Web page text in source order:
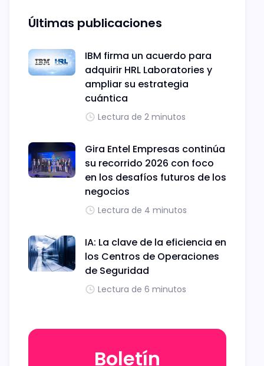
Últimas publicaciones
IBM firma un acuerdo para
adquirir HRL Laboratories y
ampliar su estrategia
cuántica
Lectura de 2 minutos
Gira Entel Empresas continúa
su recorrido 2026 con foco
en los desafíos futuros de los
negocios
Lectura de 4 minutos
IA: La clave de la eficiencia en
los Centros de Operaciones
de Seguridad
Lectura de 6 minutos
Boletín